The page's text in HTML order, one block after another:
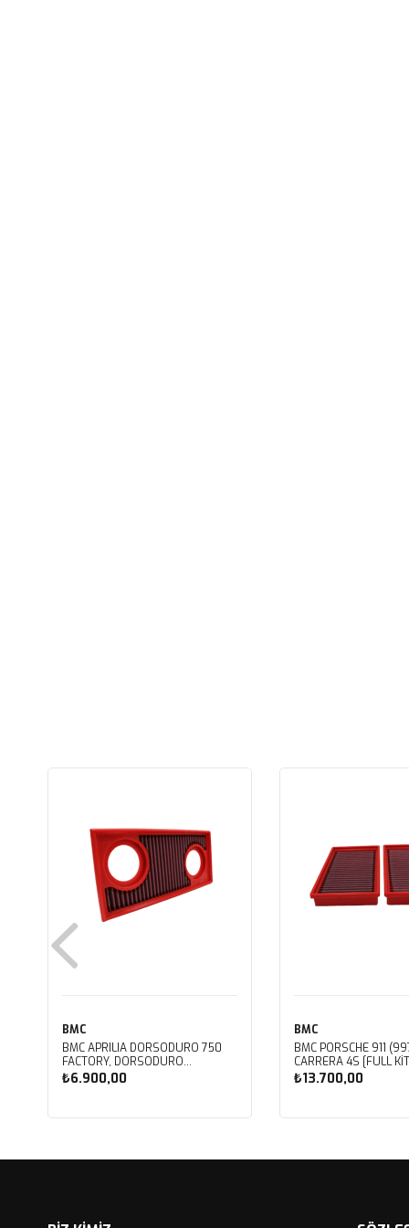
BMC
BMC APRILIA DORSODURO 750
FACTORY, DORSODURO
900, SHIVER 750 GT, SHIVER
750 KUTU İÇİ PERFORMANS HAVA
₺6.900,00
BMC
BMC PORSCHE 911
CARRERA 4S [FULL
PERFORMANS HAVA
FB468/20
₺13.700,00